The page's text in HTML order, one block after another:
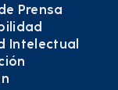
Prensa
Intelectual